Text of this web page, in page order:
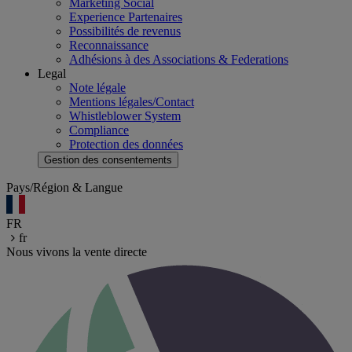
Experience Partenaires
Possibilités de revenus
Reconnaissance
Adhésions à des Associations & Federations
Legal
Note légale
Mentions légales/Contact
Whistleblower System
Compliance
Protection des données
Gestion des consentements
Pays/Région & Langue
FR
fr
Nous vivons la vente directe